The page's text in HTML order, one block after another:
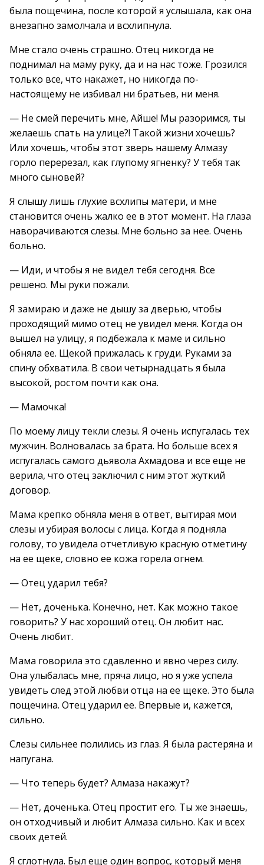
была пощечина, после которой я услышала, как она
внезапно замолчала и всхлипнула.
Мне стало очень страшно. Отец никогда не
поднимал на маму руку, да и на нас тоже. Грозился
только все, что накажет, но никогда по-
настоящему не избивал ни братьев, ни меня.
— Не смей перечить мне, Айше! Мы разоримся, ты
желаешь спать на улице?! Такой жизни хочешь?
Или хочешь, чтобы этот зверь нашему Алмазу
горло перерезал, как глупому ягненку? У тебя так
много сыновей?
Я слышу лишь глухие всхлипы матери, и мне
становится очень жалко ее в этот момент. На глаза
наворачиваются слезы. Мне больно за нее. Очень
больно.
— Иди, и чтобы я не видел тебя сегодня. Все
решено. Мы руки пожали.
Я замираю и даже не дышу за дверью, чтобы
проходящий мимо отец не увидел меня. Когда он
вышел на улицу, я подбежала к маме и сильно
обняла ее. Щекой прижалась к груди. Руками за
спину обхватила. В свои четырнадцать я была
высокой, ростом почти как она.
— Мамочка!
По моему лицу текли слезы. Я очень испугалась тех
мужчин. Волновалась за брата. Но больше всех я
испугалась самого дьявола Ахмадова и все еще не
верила, что отец заключил с ним этот жуткий
договор.
Мама крепко обняла меня в ответ, вытирая мои
слезы и убирая волосы с лица. Когда я подняла
голову, то увидела отчетливую красную отметину
на ее щеке, словно ее кожа горела огнем.
— Отец ударил тебя?
— Нет, доченька. Конечно, нет. Как можно такое
говорить? У нас хороший отец. Он любит нас.
Очень любит.
Мама говорила это сдавленно и явно через силу.
Она улыбалась мне, пряча лицо, но я уже успела
увидеть след этой любви отца на ее щеке. Это была
пощечина. Отец ударил ее. Впервые и, кажется,
сильно.
Слезы сильнее полились из глаз. Я была растеряна и
напугана.
— Что теперь будет? Алмаза накажут?
— Нет, доченька. Отец простит его. Ты же знаешь,
он отходчивый и любит Алмаза сильно. Как и всех
своих детей.
Я сглотнула. Был еще один вопрос, который меня